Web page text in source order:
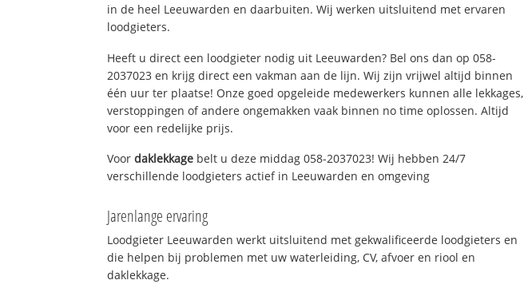
in de heel Leeuwarden en daarbuiten. Wij werken uitsluitend met ervaren
loodgieters.
Heeft u direct een loodgieter nodig uit Leeuwarden? Bel ons dan op 058-
2037023 en krijg direct een vakman aan de lijn. Wij zijn vrijwel altijd binnen
één uur ter plaatse! Onze goed opgeleide medewerkers kunnen alle lekkages,
verstoppingen of andere ongemakken vaak binnen no time oplossen. Altijd
voor een redelijke prijs.
Voordaklekkage belt u deze middag 058-2037023! Wij hebben 24/7
verschillende loodgieters actief in Leeuwarden en omgeving
Jarenlange ervaring
Loodgieter Leeuwarden werkt uitsluitend met gekwalificeerde loodgieters en
die helpen bij problemen met uw waterleiding, CV, afvoer en riool en
daklekkage.